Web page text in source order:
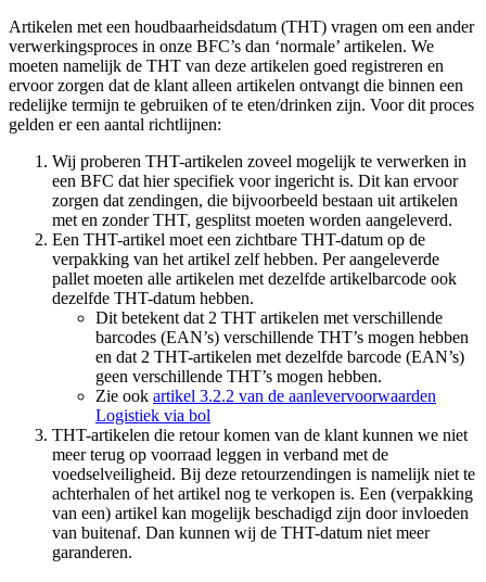
Artikelen met een houdbaarheidsdatum (THT) vragen om een ander
verwerkingsproces in onze BFC’s dan ‘normale’ artikelen. We
moeten namelijk de THT van deze artikelen goed registreren en
ervoor zorgen dat de klant alleen artikelen ontvangt die binnen een
redelijke termijn te gebruiken of te eten/drinken zijn. Voor dit proces
gelden er een aantal richtlijnen:
Wij proberen THT-artikelen zoveel mogelijk te verwerken in
een BFC dat hier specifiek voor ingericht is. Dit kan ervoor
zorgen dat zendingen, die bijvoorbeeld bestaan uit artikelen
met en zonder THT, gesplitst moeten worden aangeleverd.
Een THT-artikel moet een zichtbare THT-datum op de
verpakking van het artikel zelf hebben. Per aangeleverde
pallet moeten alle artikelen met dezelfde artikelbarcode ook
dezelfde THT-datum hebben.
Dit betekent dat 2 THT artikelen met verschillende
barcodes (EAN’s) verschillende THT’s mogen hebben
en dat 2 THT-artikelen met dezelfde barcode (EAN’s)
geen verschillende THT’s mogen hebben.
Zie ook artikel 3.2.2 van de aanlevervoorwaarden
Logistiek via bol
THT-artikelen die retour komen van de klant kunnen we niet
meer terug op voorraad leggen in verband met de
voedselveiligheid. Bij deze retourzendingen is namelijk niet te
achterhalen of het artikel nog te verkopen is. Een (verpakking
van een) artikel kan mogelijk beschadigd zijn door invloeden
van buitenaf. Dan kunnen wij de THT-datum niet meer
garanderen.